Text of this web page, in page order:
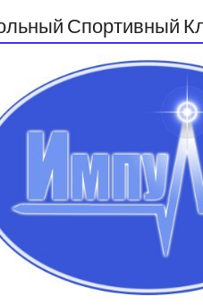
Спортивный